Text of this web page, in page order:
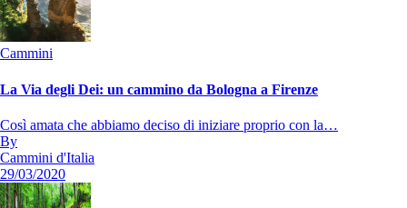
Cammini
La Via degli Dei: un cammino da Bologna a Firenze
Così amata che abbiamo deciso di iniziare proprio con la…
By
Cammini d'Italia
29/03/2020